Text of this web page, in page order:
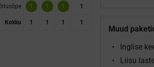
1 1 1 1
Kokku 1 1 1 1
Muud
Inglise
Liisu